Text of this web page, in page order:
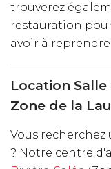
trouverez
restauration
avoir à
Location Salle
Zone de la
Vous recherchez
? Notre centre